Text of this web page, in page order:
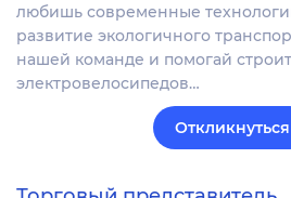
любишь современные
развитие экологичного
нашей команде и помогай
электровелосипедов…
Откликнуться